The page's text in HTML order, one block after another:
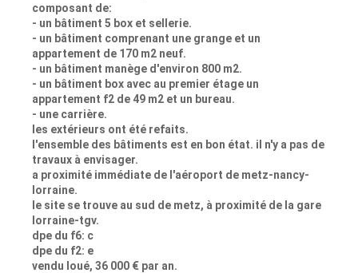
composant de:
- un bâtiment 5 box et sellerie.
- un bâtiment comprenant une grange et un
appartement de 170 m2 neuf.
- un bâtiment manège d'environ 800 m2.
- un bâtiment box avec au premier étage un
appartement f2 de 49 m2 et un bureau.
- une carrière.
les extérieurs ont été refaits.
l'ensemble des bâtiments est en bon état. il n'y a pas de
travaux à envisager.
a proximité immédiate de l'aéroport de metz-nancy-
lorraine.
le site se trouve au sud de metz, à proximité de la gare
lorraine-tgv.
dpe du f6: c
dpe du f2: e
vendu loué, 36 000 € par an.